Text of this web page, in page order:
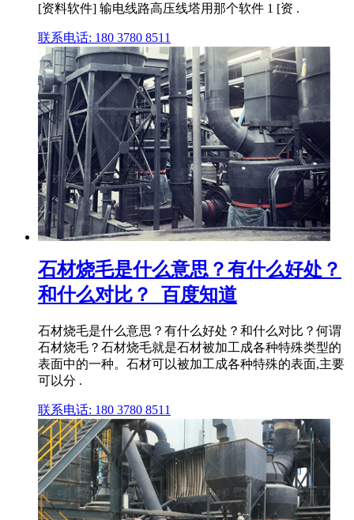
[资料软件] 输电线路高压线塔用那个软件 1 [资 .
联系电话: 180 3780 8511
石材烧毛是什么意思？有什么好处？
和什么对比？_百度知道
石材烧毛是什么意思？有什么好处？和什么对比？何谓
石材烧毛？石材烧毛就是石材被加工成各种特殊类型的
表面中的一种。石材可以被加工成各种特殊的表面,主要
可以分 .
联系电话: 180 3780 8511